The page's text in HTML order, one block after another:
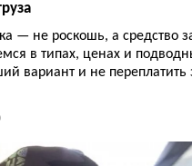
— не роскошь, а средство
в типах, ценах и
вариант и не